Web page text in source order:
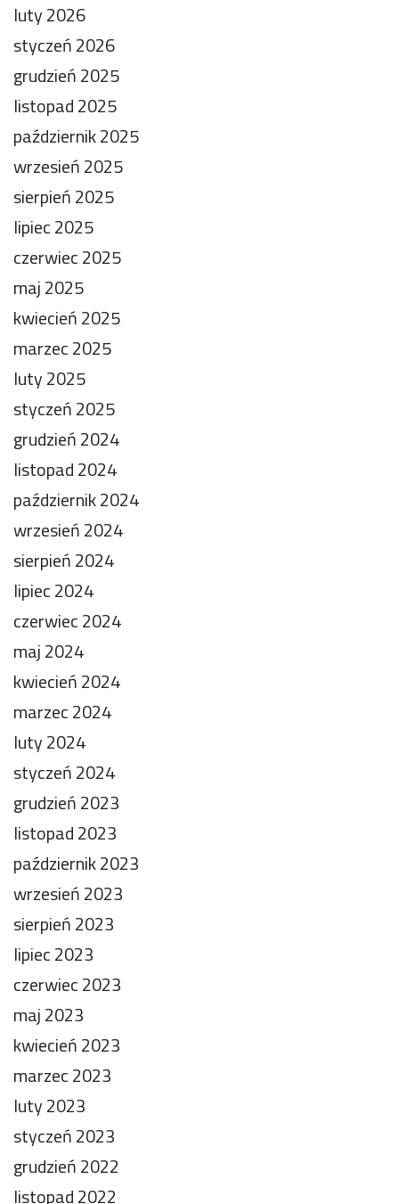
luty 2026
styczeń 2026
grudzień 2025
listopad 2025
październik 2025
wrzesień 2025
sierpień 2025
lipiec 2025
czerwiec 2025
maj 2025
kwiecień 2025
marzec 2025
luty 2025
styczeń 2025
grudzień 2024
listopad 2024
październik 2024
wrzesień 2024
sierpień 2024
lipiec 2024
czerwiec 2024
maj 2024
kwiecień 2024
marzec 2024
luty 2024
styczeń 2024
grudzień 2023
listopad 2023
październik 2023
wrzesień 2023
sierpień 2023
lipiec 2023
czerwiec 2023
maj 2023
kwiecień 2023
marzec 2023
luty 2023
styczeń 2023
grudzień 2022
listopad 2022